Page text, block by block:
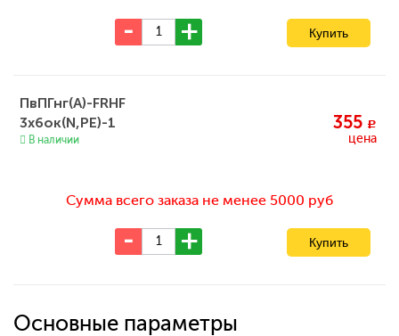
ПвПГнг(A)-FRHF
3x6ок(N,PE)-1
В наличии
355 c
цена
Сумма всего заказа не менее 5000 руб
Основные параметры